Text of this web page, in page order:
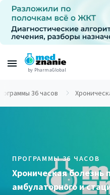
by PharmaGlobal
36 часов
ПРОГРАММЫ 36 ЧАСОВ
Хроническая болезнь
амбулаторного и